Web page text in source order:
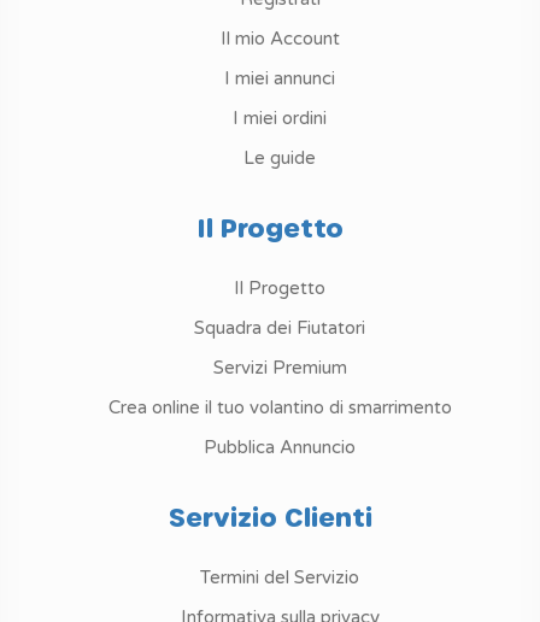
Il mio Account
I miei annunci
I miei ordini
Le guide
Il Progetto
Il Progetto
Squadra dei Fiutatori
Servizi Premium
Crea online il tuo volantino di smarrimento
Pubblica Annuncio
Servizio Clienti
Termini del Servizio
Informativa sulla privacy